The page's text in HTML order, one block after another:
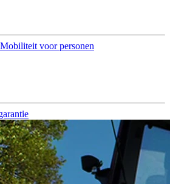
Mobiliteit voor personen